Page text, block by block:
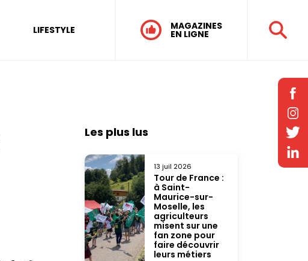
LIFESTYLE MAGAZINES
EN LIGNE
Les plus lus
13 juil 2026
Tour de France :
à Saint-
Maurice-sur-
Moselle, les
agriculteurs
misent sur une
fan zone pour
faire découvrir
leurs métiers